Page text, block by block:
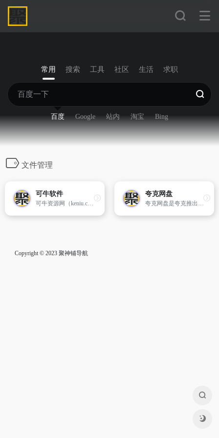
常用 搜索 工具 社区 生活 求职
百度 Google 站内 淘宝 Bing
文件管理
可牛软件
可牛资源网（keniu.com）是一家提供安全、免费软件下载服务的网站。为用户提供免费的电脑软硬件及软件工具。提供电脑、手机、客户端、Mac、Android、iOS、苹果、ppt、压缩、编程、办公等软件的下载服务。为用户提供了多种软件下载方式和各种版本的软件，并且可以通过网络直接向客户发布软件，让客户自行安装使用。可牛资源站是一个提供免费软件下载服务的安全，为用户提供全面的服务。
夸克网盘
夸克网盘是夸克推出的一款云服务产品，功能包括云存储、高清看剧、文件在线解压、PDF一键转换等。通过夸克网盘可随时随地管理和使用照片、文档、手机资料，目前支持Android、iOS、...
Copyright © 2023 聚神铺导航